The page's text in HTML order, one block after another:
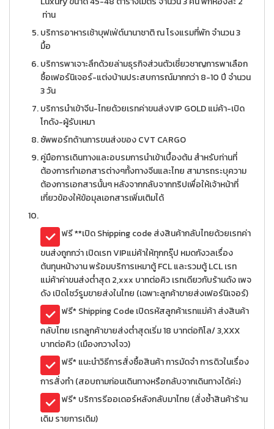
ท่าน
บริการอาหารเช้าบุฟเฟ่ต์นานาชาติ ณ โรงแรมที่พัก จำนวน 3
มื้อ
บริการพาเจาะลึกด้วยล่ามธุรกิจส่วนตัวเชี่ยวชาญการพาเลือก
ซื้อเฟอร์นิเจอร์-แต่งบ้านประสบการณ์มากกว่า 8-10 ปี จำนวน
3 วัน
บริการนำเข้าจีน-ไทยด้วยเรทค่าขนส่งVIP GOLD แม่ค้า-เปิด
โกดัง-ผู้รับเหมา
ซัพพอร์ทด้านการขนส่งของ CVT CARGO
คู่มือการเดินทางและอบรมการนำเข้าเบื้องต้น สำหรับท่านที่
ต้องการทำเอกสารต่างๆทั้งทางจีนและไทย สามารถระบุความ
ต้องการเอกสารนั้นๆ หลังจากกลับจากทริปเพื่อให้เจ้าหน้าที่
เกี่ยวข้องให้ข้อมุลเอกสารเพิ่มเติมได้
ฟรี **เปิด Shipping code ส่งสินค้ากลับไทยด้วยเรทค่า
ขนส่งถูกกว่า เปิดเรท VIPแม่ค้าให้ทุกกรุ๊ป หมดกังวลเรื่อง
ต้นทุนหน้างาน พร้อมบริการเหมาตู้ FCL และรวมตู้ LCL เรท
แม่ค้าค่าขนส่งต่ำสุด 2,xxx บาทต่อคิว เรทเดียวกับร้านดัง เพจ
ดัง เปิดโชว์รูมขายส่งในไทย (เฉพาะลูกค้าขายส่งเฟอร์นิเจอร์)
ฟรี* Shipping Code เปิดรหัสลูกค้าเรทแม่ค้า ส่งสินค้า
กลับไทย เรทลูกค้าขายส่งต่ำสุดเริ่ม 18 บาทต่อกิโล/ 3,XXX
บาทต่อคิว (เมืองกวางโจว)
ฟรี* แนะนำวิธีการสั่งซื้อสินค้า การมัดจำ การดิวในเรื่อง
การสั่งทำ (สอบถามก่อนเดินทางหรือกลับจากเดินทางได้ค่ะ)
ฟรี* บริการรีออเดอร์หลังกลับมาไทย (สั่งซ้ำสินค้าร้าน
เดิม รายการเดิม)